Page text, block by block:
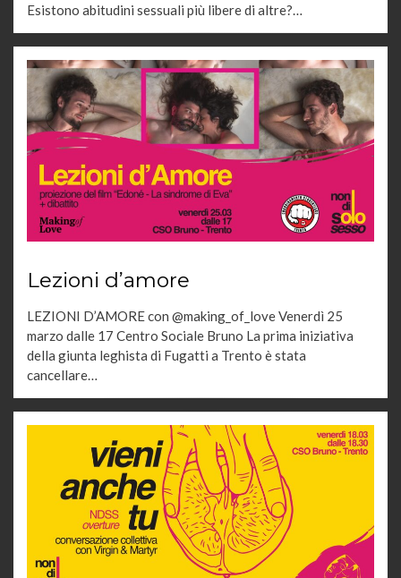
Esistono abitudini sessuali più libere di altre?…
Lezioni d’amore
LEZIONI D’AMORE con @making_of_love Venerdì 25
marzo dalle 17 Centro Sociale Bruno La prima iniziativa
della giunta leghista di Fugatti a Trento è stata
cancellare…